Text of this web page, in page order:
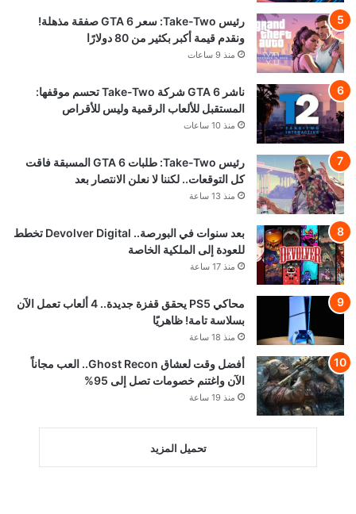
رئيس Take-Two: سعر GTA 6 صفقة مذهلة!
ونقدم قيمة أكبر بكثير من 80 دولارًا
منذ 9 ساعات
ناشر GTA 6 شركة Take-Two تحسم موقفها:
المستقبل للألعاب الرقمية وليس للأقراص
منذ 10 ساعات
رئيس Take-Two: طلبات GTA 6 المسبقة فاقت
كل التوقعات.. لكننا لا نعلن الانتصار بعد
منذ 13 ساعة
بعد سنوات في البورصة.. Devolver Digital تخطط
للعودة إلى الملكية الخاصة
منذ 17 ساعة
محاكي PS5 يحقق قفزة جديدة.. 4 ألعاب تعمل الآن
بسلاسة تامة! ظاهريًا
منذ 18 ساعة
أفضل وقت لعشاق Ghost Recon.. العب مجاناً
الآن واغتنم خصومات تصل إلى 95%
منذ 19 ساعة
تحميل المزيد